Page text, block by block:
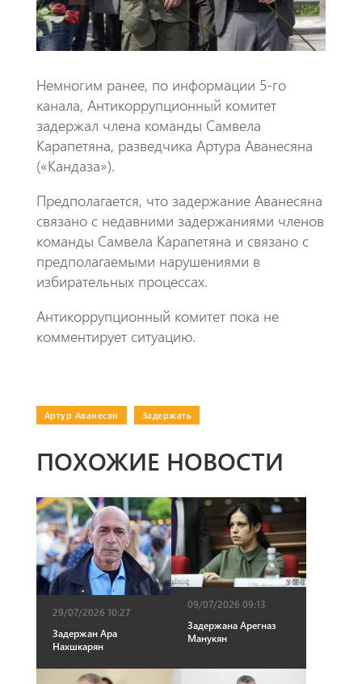
Немногим ранее, по информации 5-го
канала, Антикоррупционный комитет
задержал члена команды Самвела
Карапетяна, разведчика Артура Аванесяна
(«Кандаза»).
Предполагается, что задержание Аванесяна
связано с недавними задержаниями членов
команды Самвела Карапетяна и связано с
предполагаемыми нарушениями в
избирательных процессах.
Антикоррупционный комитет пока не
комментирует ситуацию.
Артур Аванесян Задержать
ПОХОЖИЕ НОВОСТИ
29/07/2026 10:27
Задержан Ара
Нахшкарян
09/07/2026 09:13
Задержана Арегназ
Манукян